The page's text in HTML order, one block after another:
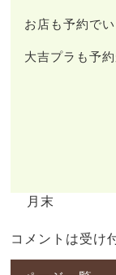
お店も予約で
大吉プラも予
月末
コメントは受け